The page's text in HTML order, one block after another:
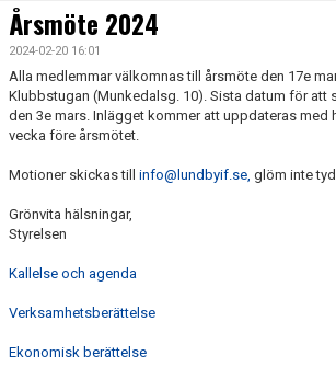
HISINGSCUPEN
KLUBBSHOP
FÖRENINGSAKTIVITETER
SAMARBETSPARTNERS
Årsmöte 2024
2024-02-20 16:01
Alla medlemmar välkomnas till årsmöte den 17e
Klubbstugan (Munkedalsg. 10). Sista datum för att
den 3e mars. Inlägget kommer att uppdateras med
vecka före årsmötet.
Motioner skickas till info@lundbyif.se, glöm inte
Grönvita hälsningar,
Styrelsen
Kallelse och agenda
Verksamhetsberättelse
Ekonomisk berättelse